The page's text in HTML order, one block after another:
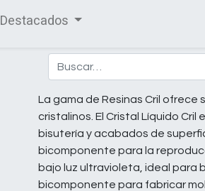
Destacados
La gama de Resinas Cril
cristalinos. El Cristal Líquido
bisutería y acabados de
bicomponente para la
bajo luz ultravioleta, ideal para
bicomponente para fabricar